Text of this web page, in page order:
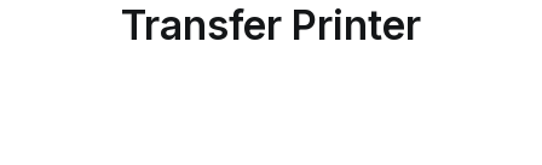
CONTACTOSTransfer Printer